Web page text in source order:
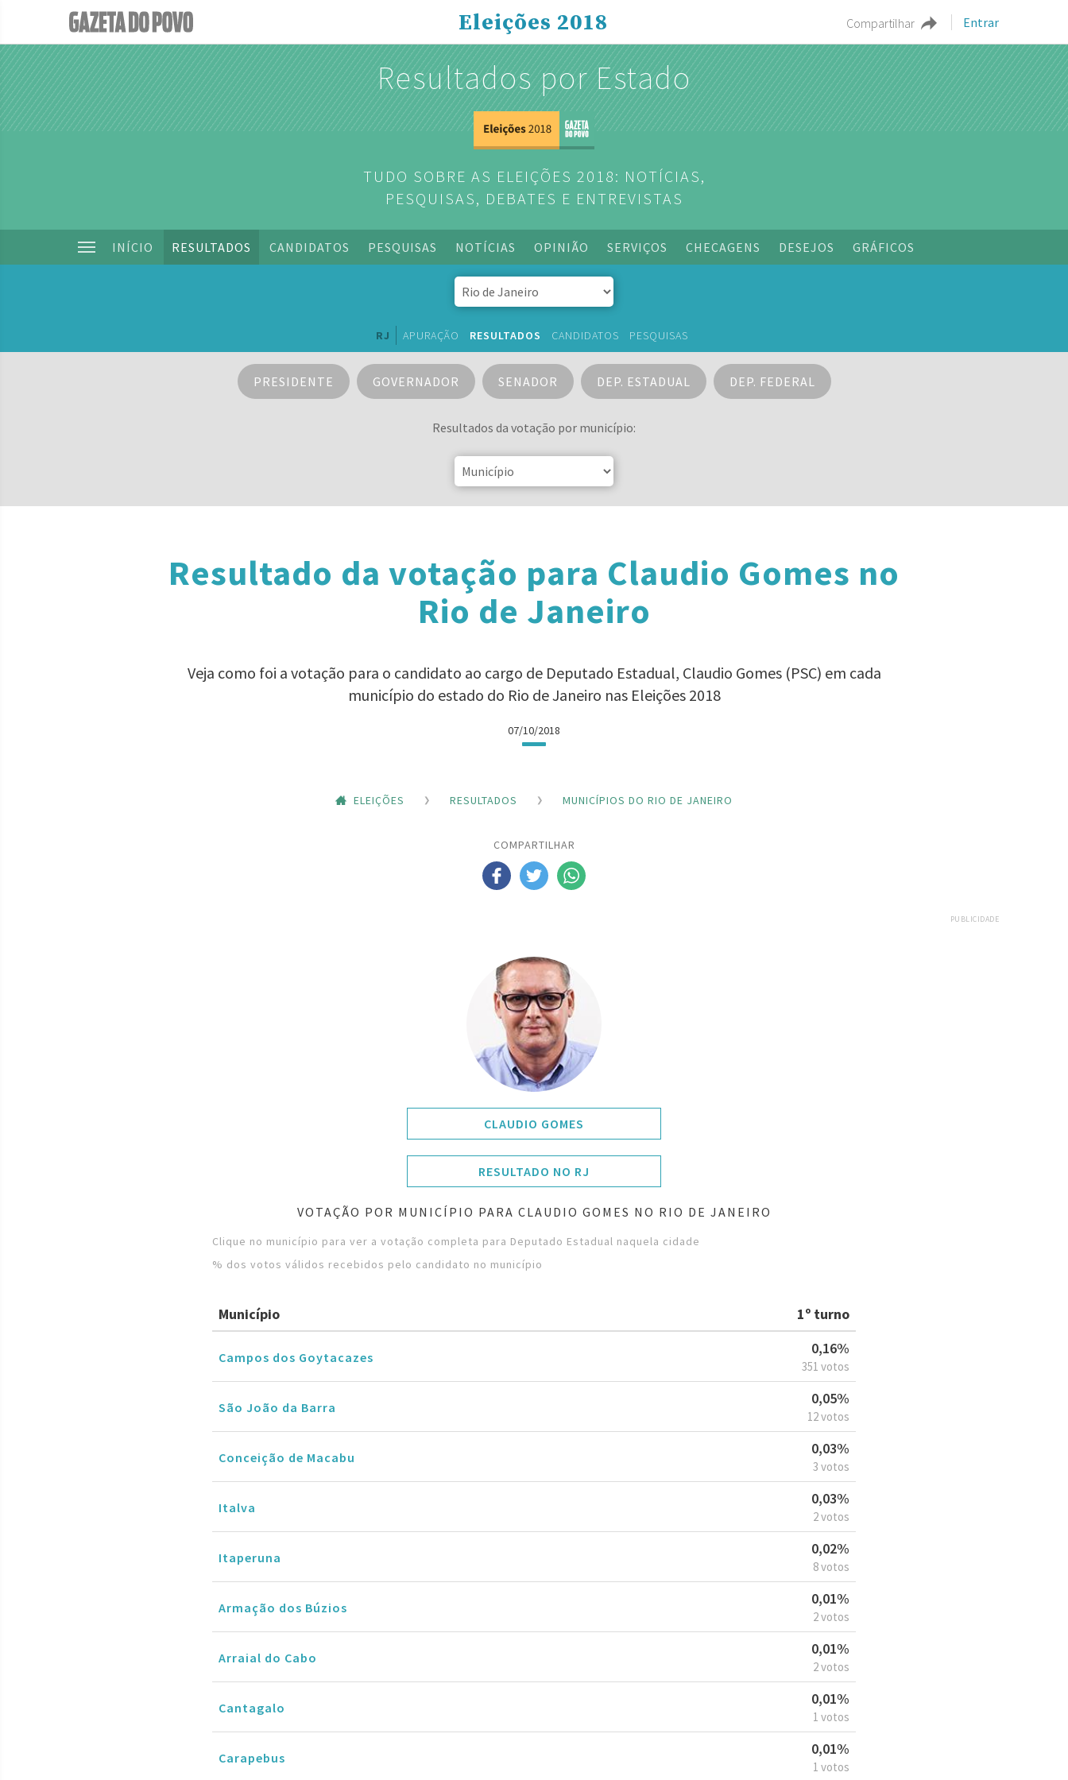
Compartilhar Entrar
Eleições 2018
Resultados por Estado
TUDO SOBRE AS ELEIÇÕES 2018: NOTÍCIAS,
PESQUISAS, DEBATES E ENTREVISTAS
INÍCIO RESULTADOS CANDIDATOS PESQUISAS NOTÍCIAS OPINIÃO SERVIÇOS CHECAGENS DESEJOS GRÁFICOS
RJ APURAÇÃO RESULTADOS CANDIDATOS PESQUISAS
PRESIDENTE GOVERNADOR SENADOR DEP. ESTADUAL DEP. FEDERAL
Resultados da votação por município:
Resultado da votação para Claudio Gomes no
Rio de Janeiro
Veja como foi a votação para o candidato ao cargo de Deputado Estadual, Claudio Gomes (PSC) em cada
município do estado do Rio de Janeiro nas Eleições 2018
07/10/2018
ELEIÇÕES RESULTADOS MUNICÍPIOS DO RIO DE JANEIRO
COMPARTILHAR
PUBLICIDADE
CLAUDIO GOMES
RESULTADO NO RJ
VOTAÇÃO POR MUNICÍPIO PARA CLAUDIO GOMES NO RIO DE JANEIRO
Clique no município para ver a votação completa para Deputado Estadual naquela cidade
% dos votos válidos recebidos pelo candidato no município
Município 1º turno
Campos dos Goytacazes
0,16%
351 votos
São João da Barra
0,05%
12 votos
Conceição de Macabu
0,03%
3 votos
Italva
0,03%
2 votos
Itaperuna
0,02%
8 votos
Armação dos Búzios
0,01%
2 votos
Arraial do Cabo
0,01%
2 votos
Cantagalo
0,01%
1 votos
Carapebus
0,01%
1 votos